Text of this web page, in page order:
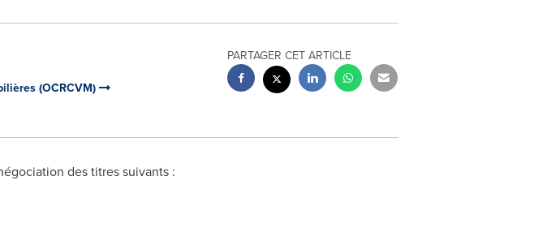
(OCRCVM)
PARTAGER CET ARTICLE
des titres suivants :